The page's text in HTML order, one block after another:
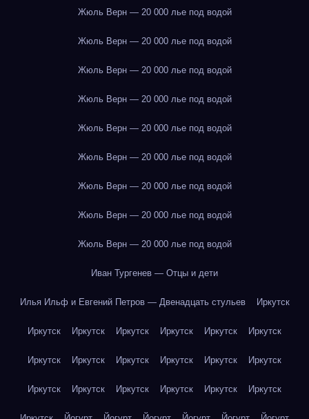
Жюль Верн — 20 000 лье под водой
Жюль Верн — 20 000 лье под водой
Жюль Верн — 20 000 лье под водой
Жюль Верн — 20 000 лье под водой
Жюль Верн — 20 000 лье под водой
Жюль Верн — 20 000 лье под водой
Жюль Верн — 20 000 лье под водой
Жюль Верн — 20 000 лье под водой
Жюль Верн — 20 000 лье под водой
Иван Тургенев — Отцы и дети
Илья Ильф и Евгений Петров — Двенадцать стульев Иркутск
Иркутск Иркутск Иркутск Иркутск Иркутск Иркутск
Иркутск Иркутск Иркутск Иркутск Иркутск Иркутск
Иркутск Иркутск Иркутск Иркутск Иркутск Иркутск